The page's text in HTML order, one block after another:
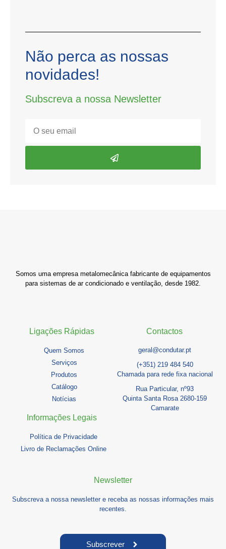
Não perca as nossas
novidades!
Subscreva a nossa Newsletter
Somos uma empresa metalomecânica fabricante de equipamentos
para sistemas de ar condicionado e ventilação, desde 1982.
Ligações Rápidas
Quem Somos
Serviços
Produtos
Catálogo
Notícias
Informações Legais
Política de Privacidade
Livro de Reclamações Online
Contactos
geral@condutar.pt
(+351) 219 484 540
Chamada para rede fixa nacional
Rua Particular, nº93
Quinta Santa Rosa 2680-159
Camarate
Newsletter
Subscreva a nossa newsletter e receba as nossas informações mais
recentes.
Subscrever